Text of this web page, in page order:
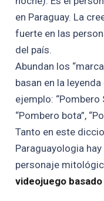
en Paraguay. La
fuerte en las
del país.
Abundan los
basan en la
ejemplo: “Pombero
“Pombero bota”,
Tanto en este
Paraguayologia
personaje
videojuego